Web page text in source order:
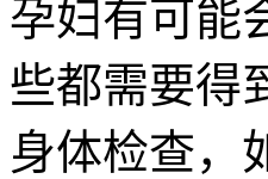
孕妇有可能
些都需要得
身体检查，